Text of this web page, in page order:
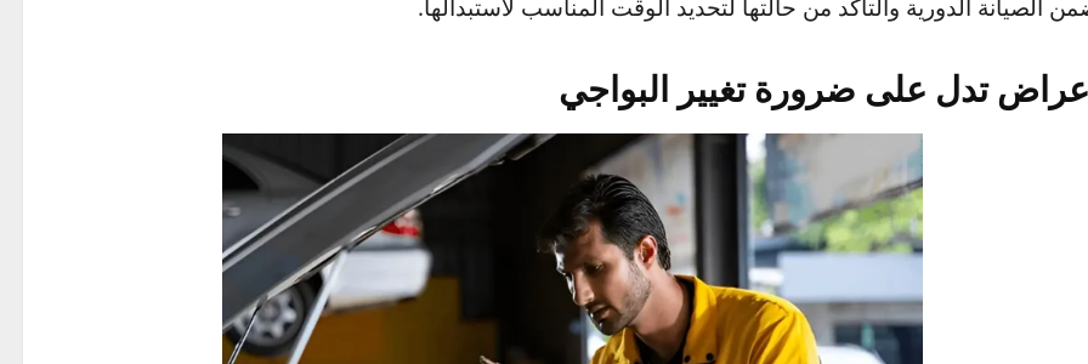
الذهبية:
إذا كنت تسعى للحفاظ على استقرار أداء المحرك وزيادة عمر السيارة، يُنصح دائمًا بفحص البواجي
الدورية والتأكد من حالتها لتحديد الوقت المناسب لاستبدالها.
تدل على ضرورة تغيير البواجي